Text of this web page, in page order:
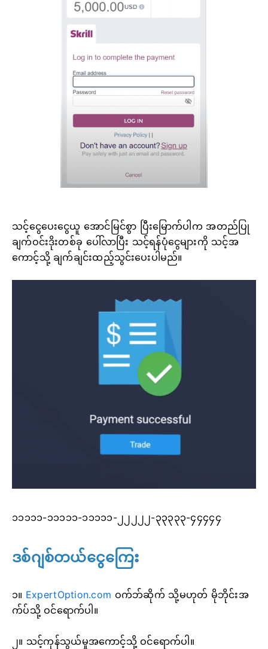
သင့်ငွေပေးငွေယူ အောင်မြင်စွာ ပြီးမြောက်ပါက အတည်ပြု
ချက်ဝင်းဒိုးတစ်ခု ပေါ်လာပြီး သင့်ရန်ပုံငွေများကို သင့်အ
ကောင့်သို့ ချက်ချင်းထည့်သွင်းပေးပါမည်။
၁၁၁၁၁-၁၁၁၁၁-၁၁၁၁၁-၂၂၂၂၂-၃၃၃၃၃-၄၄၄၄၄
ဒစ်ဂျစ်တယ်ငွေကြေး
၁။ ExpertOption.com ဝက်ဘ်ဆိုက် သို့မဟုတ် မိုဘိုင်းအ
က်ပ်သို့ ဝင်ရောက်ပါ။
၂။ သင့်ကုန်သွယ်မှုအကောင့်သို့ ဝင်ရောက်ပါ။